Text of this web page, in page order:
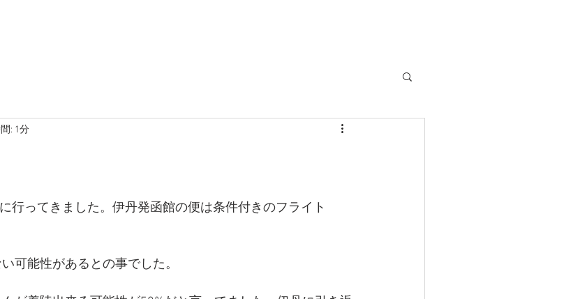
: 1分
行ってきました。伊丹発函館の便は条件付きのフライト
可能性があるとの事でした。